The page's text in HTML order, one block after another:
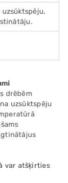
drēbēm
uzsūktspēju
var atšķirties